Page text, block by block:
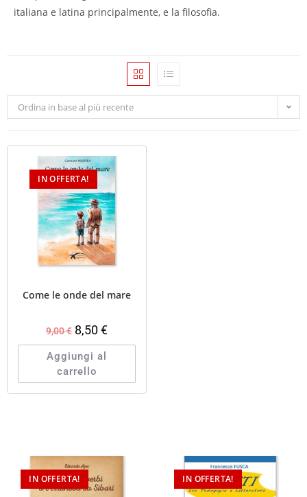
italiana e latina principalmente, e la filosofia.
Ordina in base al più recente
IN OFFERTA!
Come le onde del mare
9,00€ 8,50€
Aggiungi al
carrello
IN OFFERTA! IN OFFERTA!